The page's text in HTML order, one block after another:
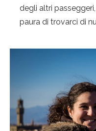
degli altri
paura di trovarci di